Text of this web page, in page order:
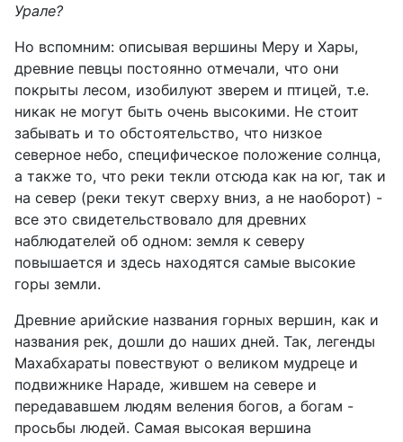
Урале?
Но вспомним: описывая вершины Меру и Хары,
древние певцы постоянно отмечали, что они
покрыты лесом, изобилуют зверем и птицей, т.е.
никак не могут быть очень высокими. Не стоит
забывать и то обстоятельство, что низкое
северное небо, специфическое положение солнца,
а также то, что реки текли отсюда как на юг, так и
на север (реки текут сверху вниз, а не наоборот) -
все это свидетельствовало для древних
наблюдателей об одном: земля к северу
повышается и здесь находятся самые высокие
горы земли.
Древние арийские названия горных вершин, как и
названия рек, дошли до наших дней. Так, легенды
Махабхараты повествуют о великом мудреце и
подвижнике Нараде, жившем на севере и
передававшем людям веления богов, а богам -
просьбы людей. Самая высокая вершина